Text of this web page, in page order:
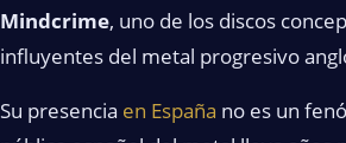
Mindcrime, uno de los discos
influyentes del metal progresivo
Su presencia en España no es un